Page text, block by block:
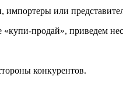
или
«купи-продай», приведем
конкурентов.